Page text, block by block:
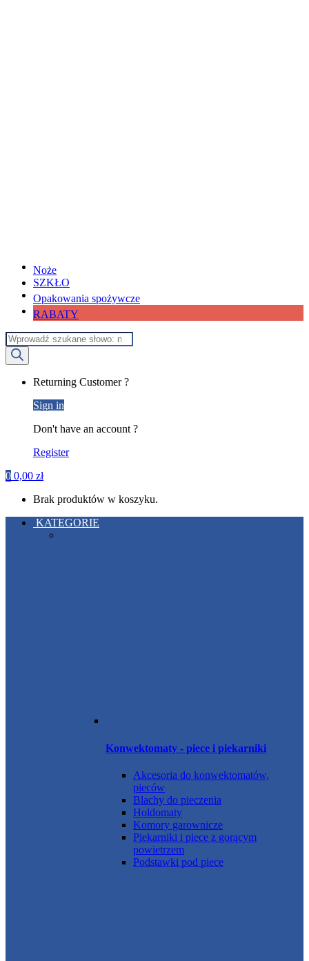
Noże
SZKŁO
Opakowania spożywcze
RABATY
Wyszukiwarka
produktów
Returning Customer ?
Sign in
Don't have an account ?
Register
0 0,00 zł
Brak produktów w koszyku.
KATEGORIE
Konwektomaty - piece i piekarniki
Akcesoria do konwektomatów,
pieców
Blachy do pieczenia
Holdomaty
Komory garownicze
Piekarniki i piece z gorącym
powietrzem
Podstawki pod piece